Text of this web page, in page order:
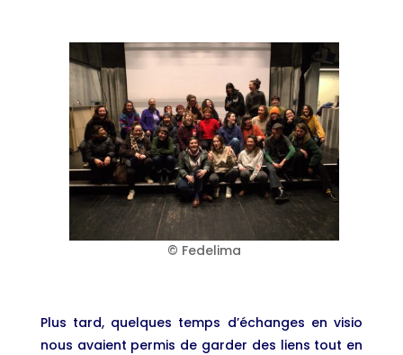
© Fedelima
Plus tard, quelques temps d’échanges en visio
nous avaient permis de garder des liens tout en